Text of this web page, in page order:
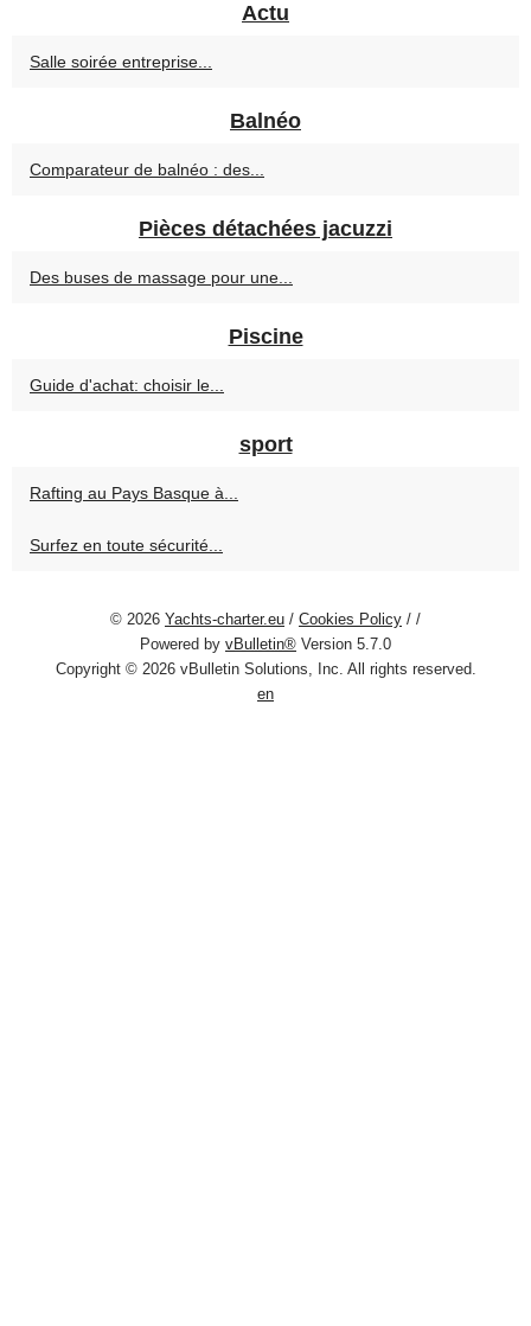
Actu
Salle soirée entreprise...
Balnéo
Comparateur de balnéo : des...
Pièces détachées jacuzzi
Des buses de massage pour une...
Piscine
Guide d'achat: choisir le...
sport
Rafting au Pays Basque à...
Surfez en toute sécurité...
© 2026 Yachts-charter.eu / Cookies Policy / /
Powered by vBulletin® Version 5.7.0
Copyright © 2026 vBulletin Solutions, Inc. All rights reserved.
en